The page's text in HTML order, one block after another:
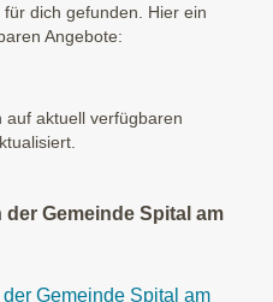
dich gefunden. Hier ein
Angebote:
auf aktuell verfügbaren
Gemeinde Spital am
Gemeinde Spital am